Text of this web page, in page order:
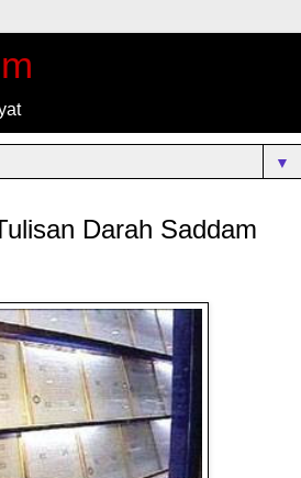
▼
Darah Saddam